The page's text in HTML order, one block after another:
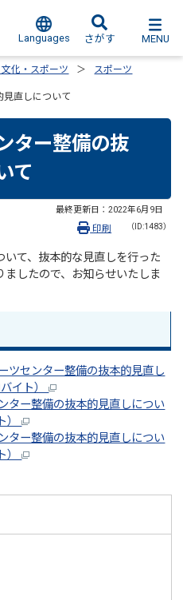
Languages さがす MENU
化・スポーツ
スポーツ
見直しについて
ター整備の抜
て
最終更新日： 2022年6月9日
（ID:1483）
印刷
て、抜本的な見直しを行った
したので、お知らせいたしま
ツセンター整備の抜本的見直し
バイト）
ター整備の抜本的見直しについ
）
ター整備の抜本的見直しについ
）